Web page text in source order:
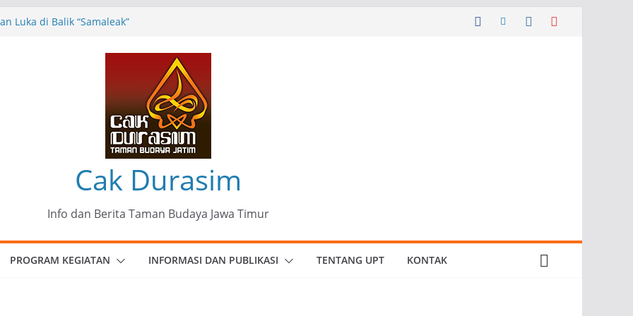
Luka di Balik “Samaleak”
Ungkapan Kritis Tentang Derita
Patria Seni Rupa Kota Blitar :
Menjadi Mantra Perlawanan
Cak Durasim
Info dan Berita Taman Budaya Jawa Timur
PROGRAM KEGIATAN INFORMASI DAN PUBLIKASI TENTANG UPT KONTAK